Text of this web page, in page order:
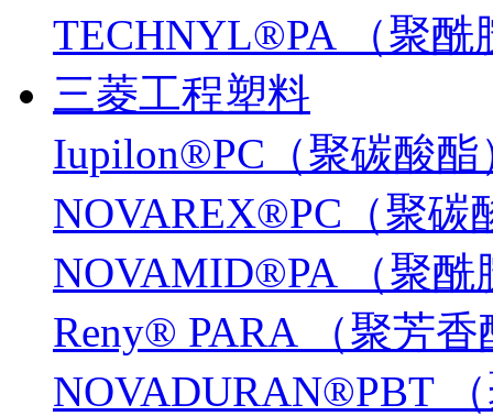
TECHNYL®PA （聚酰
三菱工程塑料
Iupilon®PC（聚碳酸酯
NOVAREX®PC（聚碳
NOVAMID®PA （聚酰
Reny® PARA （聚芳香
NOVADURAN®PBT